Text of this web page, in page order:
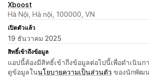
Xboost
Hà Nội, Hà nội, 100000, VN
เปิดตัวแล้ว
19 ธันวาคม 2025
สิทธิ์เข้าถึงข้อมูล
แอปนี้ต้องมีสิทธิ์เข้าถึงข้อมูลต่อไปนี้เพื่อดำเนิน
ดูข้อมูลในนโยบายความเป็นส่วนตัว ของนักพัฒ